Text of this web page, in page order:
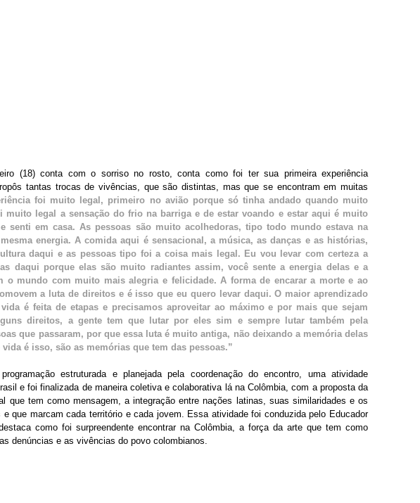
(18) conta com o sorriso no rosto, conta como foi ter sua primeira experiência
tantas trocas de vivências, que são distintas, mas que se encontram em muitas
foi muito legal, primeiro no avião porque só tinha andado quando muito
muito legal a sensação do frio na barriga e de estar voando e estar aqui é muito
senti em casa. As pessoas são muito acolhedoras, tipo todo mundo estava na
energia. A comida aqui é sensacional, a música, as danças e as histórias,
daqui e as pessoas tipo foi a coisa mais legal. Eu vou levar com certeza a
daqui porque elas são muito radiantes assim, você sente a energia delas e a
o mundo com muito mais alegria e felicidade. A forma de encarar a morte e ao
a luta de direitos e é isso que eu quero levar daqui. O maior aprendizado
é feita de etapas e precisamos aproveitar ao máximo e por mais que sejam
direitos, a gente tem que lutar por eles sim e sempre lutar também pela
que passaram, por que essa luta é muito antiga, não deixando a memória delas
é isso, são as memórias que tem das pessoas.”
estruturada e planejada pela coordenação do encontro, uma atividade
e foi finalizada de maneira coletiva e colaborativa lá na Colômbia, com a proposta da
que tem como mensagem, a integração entre nações latinas, suas similaridades e os
que marcam cada território e cada jovem. Essa atividade foi conduzida pelo Educador
como foi surpreendente encontrar na Colômbia, a força da arte que tem como
denúncias e as vivências do povo colombianos.